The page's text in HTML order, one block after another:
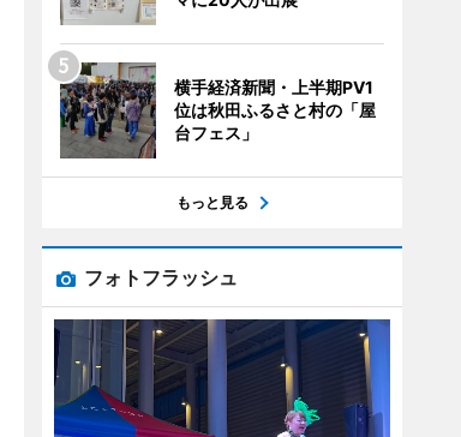
横手経済新聞・上半期PV1
位は秋田ふるさと村の「屋
台フェス」
もっと見る
フォトフラッシュ